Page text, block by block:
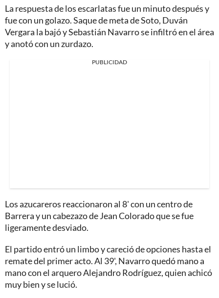
La respuesta de los escarlatas fue un minuto después y
fue con un golazo. Saque de meta de Soto, Duván
Vergara la bajó y Sebastián Navarro se infiltró en el área
y anotó con un zurdazo.
PUBLICIDAD
Los azucareros reaccionaron al 8' con un centro de
Barrera y un cabezazo de Jean Colorado que se fue
ligeramente desviado.
El partido entró un limbo y careció de opciones hasta el
remate del primer acto. Al 39', Navarro quedó mano a
mano con el arquero Alejandro Rodríguez, quien achicó
muy bien y se lució.